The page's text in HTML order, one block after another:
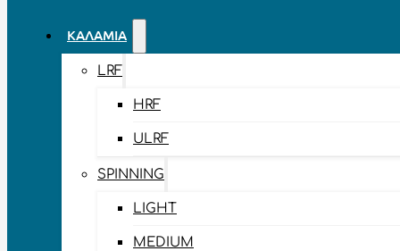
ΚΑΛΆΜΙΑ
LRF
HRF
ULRF
SPINNING
LIGHT
MEDIUM